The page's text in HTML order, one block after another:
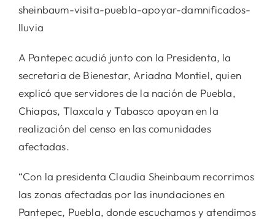
sheinbaum-visita-puebla-apoyar-damnificados-
lluvia
A Pantepec acudió junto con la Presidenta, la
secretaria de Bienestar, Ariadna Montiel, quien
explicó que servidores de la nación de Puebla,
Chiapas, Tlaxcala y Tabasco apoyan en la
realización del censo en las comunidades
afectadas.
“Con la presidenta Claudia Sheinbaum recorrimos
las zonas afectadas por las inundaciones en
Pantepec, Puebla, donde escuchamos y atendimos